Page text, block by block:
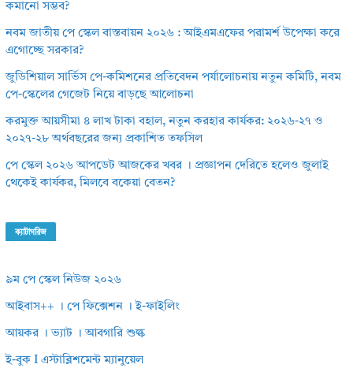
কমানো সম্ভব?
নবম জাতীয় পে স্কেল বাস্তবায়ন ২০২৬ : আইএমএফের পরামর্শ উপেক্ষা করে
এগোচ্ছে সরকার?
জুডিশিয়াল সার্ভিস পে-কমিশনের প্রতিবেদন পর্যালোচনায় নতুন কমিটি, নবম
পে-স্কেলের গেজেট নিয়ে বাড়ছে আলোচনা
করমুক্ত আয়সীমা ৪ লাখ টাকা বহাল, নতুন করহার কার্যকর: ২০২৬-২৭ ও
২০২৭-২৮ অর্থবছরের জন্য প্রকাশিত তফসিল
পে স্কেল ২০২৬ আপডেট আজকের খবর । প্রজ্ঞাপন দেরিতে হলেও জুলাই
থেকেই কার্যকর, মিলবে বকেয়া বেতন?
ক্যাটাগরিজ
৯ম পে স্কেল নিউজ ২০২৬
আইবাস++ । পে ফিক্সেশন । ই-ফাইলিং
আয়কর । ভ্যাট । আবগারি শুল্ক
ই-বুক I এস্টাব্লিশমেন্ট ম্যানুয়েল